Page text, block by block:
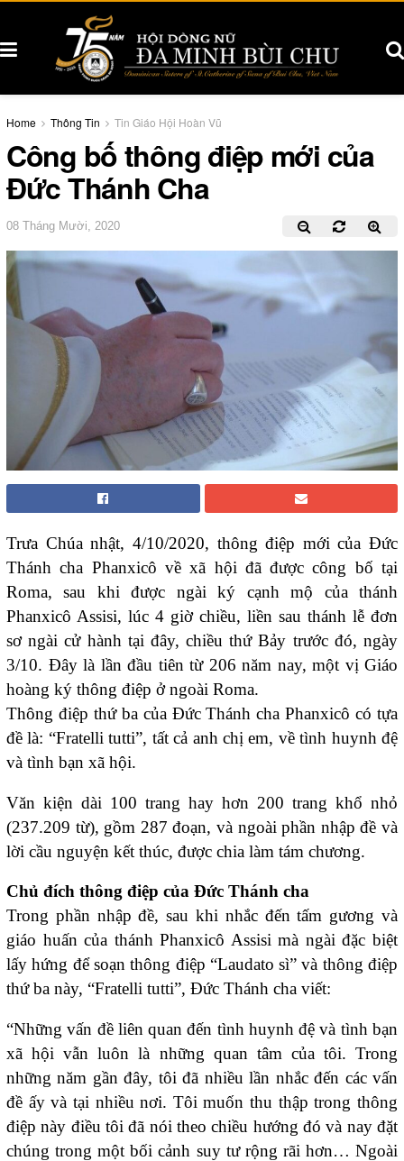
Home Thông Tin Tin Giáo Hội Hoàn Vũ
Công bố thông điệp mới của
Đức Thánh Cha
08 Tháng Mười, 2020
Trưa Chúa nhật, 4/10/2020, thông điệp mới của Đức
Thánh cha Phanxicô về xã hội đã được công bố tại
Roma, sau khi được ngài ký cạnh mộ của thánh
Phanxicô Assisi, lúc 4 giờ chiều, liền sau thánh lễ đơn
sơ ngài cử hành tại đây, chiều thứ Bảy trước đó, ngày
3/10. Đây là lần đầu tiên từ 206 năm nay, một vị Giáo
hoàng ký thông điệp ở ngoài Roma.
Thông điệp thứ ba của Đức Thánh cha Phanxicô có tựa
đề là: “Fratelli tutti”, tất cả anh chị em, về tình huynh đệ
và tình bạn xã hội.
Văn kiện dài 100 trang hay hơn 200 trang khổ nhỏ
(237.209 từ), gồm 287 đoạn, và ngoài phần nhập đề và
lời cầu nguyện kết thúc, được chia làm tám chương.
Chủ đích thông điệp của Đức Thánh cha
Trong phần nhập đề, sau khi nhắc đến tấm gương và
giáo huấn của thánh Phanxicô Assisi mà ngài đặc biệt
lấy hứng để soạn thông điệp “Laudato sì” và thông điệp
thứ ba này, “Fratelli tutti”, Đức Thánh cha viết:
“Những vấn đề liên quan đến tình huynh đệ và tình bạn
xã hội vẫn luôn là những quan tâm của tôi. Trong
những năm gần đây, tôi đã nhiều lần nhắc đến các vấn
đề ấy và tại nhiều nơi. Tôi muốn thu thập trong thông
điệp này điều tôi đã nói theo chiều hướng đó và nay đặt
chúng trong một bối cảnh suy tư rộng rãi hơn… Ngoài